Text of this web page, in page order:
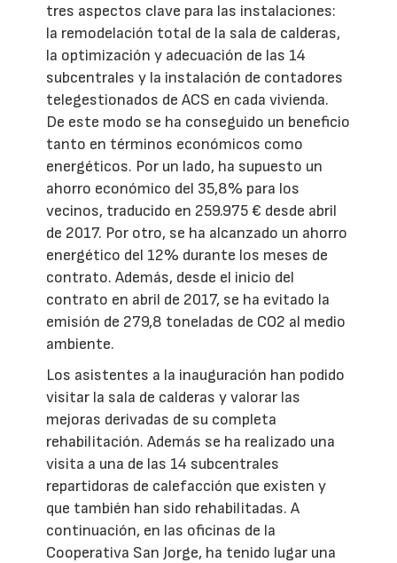
tres aspectos clave para las instalaciones:
la remodelación total de la sala de calderas,
la optimización y adecuación de las 14
subcentrales y la instalación de contadores
telegestionados de ACS en cada vivienda.
De este modo se ha conseguido un beneficio
tanto en términos económicos como
energéticos. Por un lado, ha supuesto un
ahorro económico del 35,8% para los
vecinos, traducido en 259.975 € desde abril
de 2017. Por otro, se ha alcanzado un ahorro
energético del 12% durante los meses de
contrato. Además, desde el inicio del
contrato en abril de 2017, se ha evitado la
emisión de 279,8 toneladas de CO2 al medio
ambiente.
Los asistentes a la inauguración han podido
visitar la sala de calderas y valorar las
mejoras derivadas de su completa
rehabilitación. Además se ha realizado una
visita a una de las 14 subcentrales
repartidoras de calefacción que existen y
que también han sido rehabilitadas. A
continuación, en las oficinas de la
Cooperativa San Jorge, ha tenido lugar una